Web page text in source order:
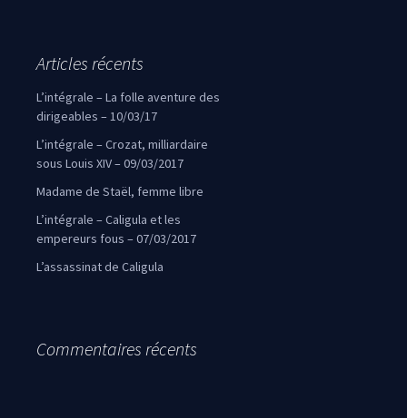
Articles récents
L’intégrale – La folle aventure des
dirigeables – 10/03/17
L’intégrale – Crozat, milliardaire
sous Louis XIV – 09/03/2017
Madame de Staël, femme libre
L’intégrale – Caligula et les
empereurs fous – 07/03/2017
L’assassinat de Caligula
Commentaires récents